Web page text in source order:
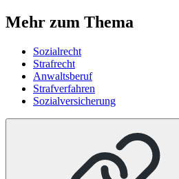
Mehr zum Thema
Sozialrecht
Strafrecht
Anwaltsberuf
Strafverfahren
Sozialversicherung